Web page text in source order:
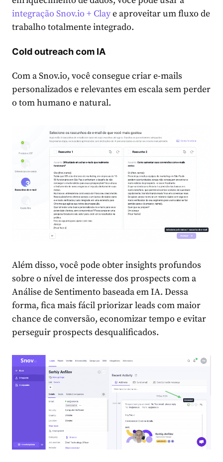
integração Snov.io + Claye aproveitar um fluxo de
trabalho totalmente integrado.
Cold outreach com IA
Com a Snov.io, você consegue criar e-mails
personalizados e relevantes em escala sem perder
o tom humano e natural.
Além disso, você pode obter insights profundos
sobre o nível de interesse dos prospects com a
Análise de Sentimento baseada em IA. Dessa
forma, fica mais fácil priorizar leads com maior
chance de conversão, economizar tempo e evitar
perseguir prospects desqualificados.